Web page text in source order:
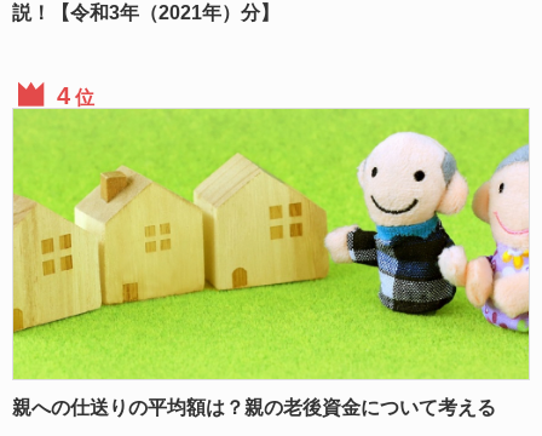
説！【令和3年（2021年）分】
位
親への仕送りの平均額は？親の老後資金について考える